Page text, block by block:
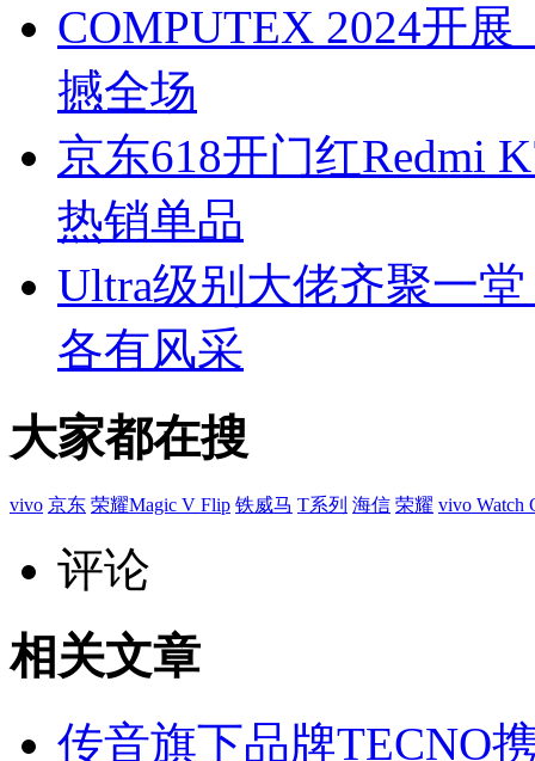
COMPUTEX 2024开
撼全场
京东618开门红Redmi
热销单品
Ultra级别大佬齐聚一
各有风采
大家都在搜
vivo 京东 荣耀Magic V Flip 铁威马 T系列 海信 荣耀 vivo Watch
评论
相关文章
传音旗下品牌TECNO